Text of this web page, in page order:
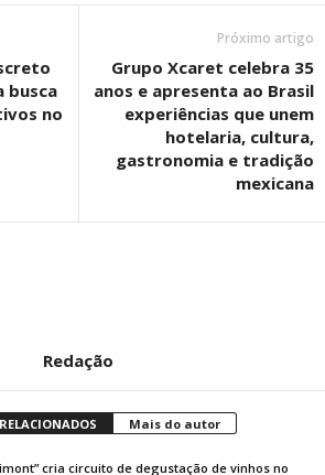
busca
no
Próximo artigo
Grupo Xcaret celebra 35
anos e apresenta ao Brasil
experiências que unem
hotelaria, cultura,
gastronomia e tradição
mexicana
Redação
Mais do autor
cria circuito de degustação de vinhos no